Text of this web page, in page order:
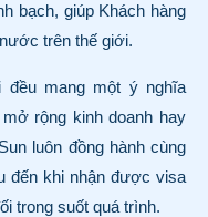
bạch, giúp Khách hàng
trên thế giới.
đều mang một ý nghĩa
rộng kinh doanh hay
luôn đồng hành cùng
đến khi nhận được visa
trong suốt quá trình.